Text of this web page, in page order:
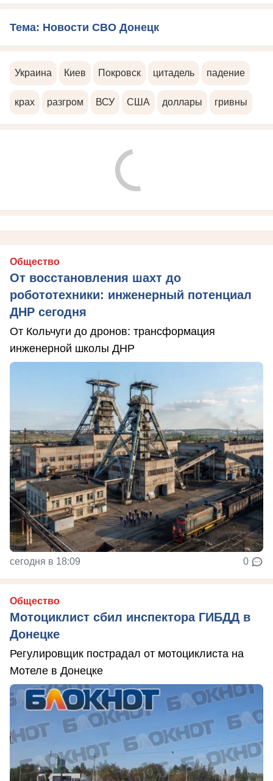
Тема: Новости СВО Донецк
Украина Киев Покровск цитадель падение
крах разгром ВСУ США доллары гривны
Общество
От восстановления шахт до
робототехники: инженерный потенциал
ДНР сегодня
От Кольчуги до дронов: трансформация
инженерной школы ДНР
сегодня в 18:09 0
Общество
Мотоциклист сбил инспектора ГИБДД в
Донецке
Регулировщик пострадал от мотоциклиста на
Мотеле в Донецке